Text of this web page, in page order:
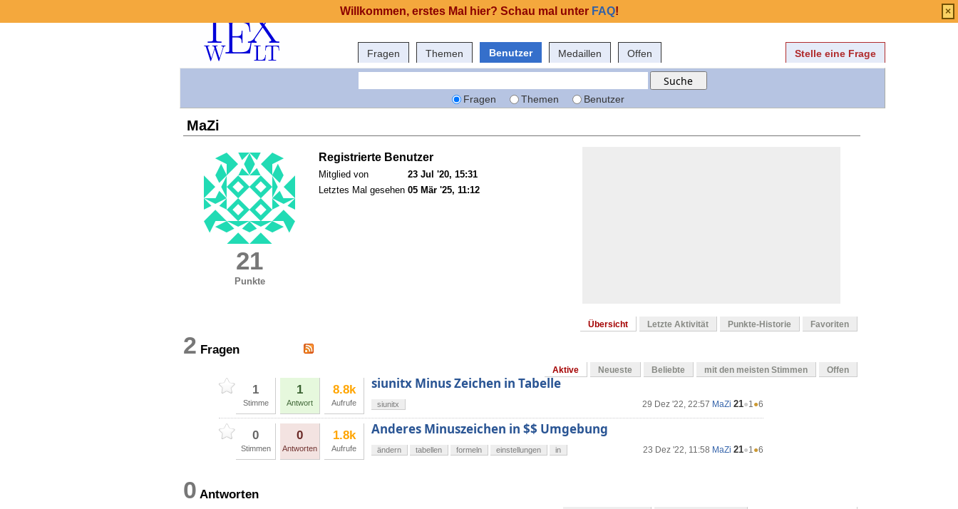
Fragen Themen Benutzer Medaillen Offen Stelle eine Frage
Fragen Themen Benutzer
MaZi
21
Punkte
Registrierte Benutzer
Mitglied von
23 Jul '20, 15:31
Letztes Mal gesehen 05 Mär '25, 11:12
Übersicht Letzte Aktivität Punkte-Historie Favoriten
2 Fragen
Aktive Neueste Beliebte mit den meisten Stimmen Offen
1
Stimme
1
Antwort
8.8k
Aufrufe
siunitx Minus Zeichen in Tabelle
29 Dez '22, 22:57 MaZi 21●1●6
siunitx
0
Stimmen
0
Antworten
1.8k
Aufrufe
Anderes Minuszeichen in $$ Umgebung
23 Dez '22, 11:58 MaZi 21●1●6
ändern tabellen formeln einstellungen in
0 Antworten
Willkommen, erstes Mal hier? Schau mal unter FAQ! ×